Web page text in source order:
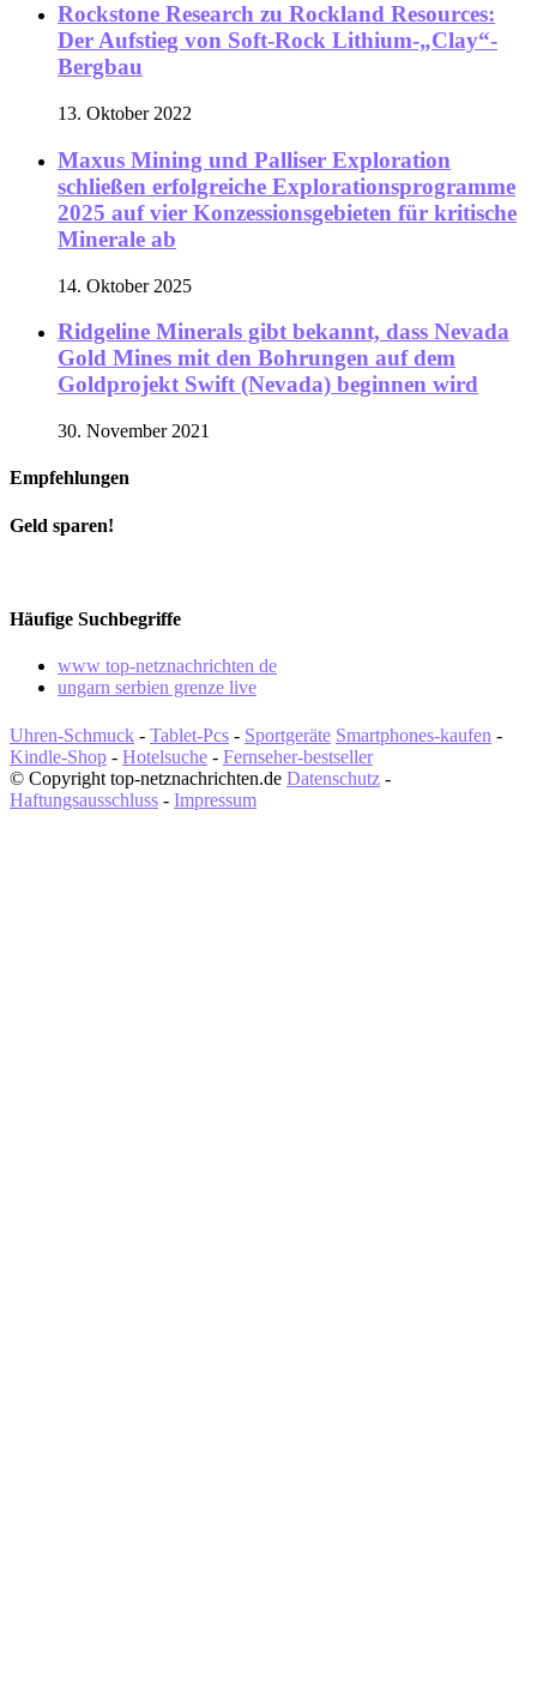
Rockstone Research zu Rockland Resources:
Der Aufstieg von Soft-Rock Lithium-„Clay“-
Bergbau
13. Oktober 2022
Maxus Mining und Palliser Exploration
schließen erfolgreiche Explorationsprogramme
2025 auf vier Konzessionsgebieten für kritische
Minerale ab
14. Oktober 2025
Ridgeline Minerals gibt bekannt, dass Nevada
Gold Mines mit den Bohrungen auf dem
Goldprojekt Swift (Nevada) beginnen wird
30. November 2021
Empfehlungen
Geld sparen!
Häufige Suchbegriffe
www top-netznachrichten de
ungarn serbien grenze live
Uhren-Schmuck - Tablet-Pcs - Sportgeräte Smartphones-kaufen -
Kindle-Shop - Hotelsuche - Fernseher-bestseller
© Copyright top-netznachrichten.de Datenschutz -
Haftungsausschluss - Impressum